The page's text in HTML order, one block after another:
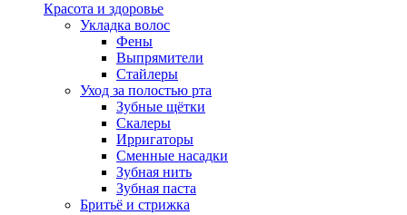
Красота и здоровье
Укладка волос
Фены
Выпрямители
Стайлеры
Уход за полостью рта
Зубные щётки
Скалеры
Ирригаторы
Сменные насадки
Зубная нить
Зубная паста
Бритьё и стрижка